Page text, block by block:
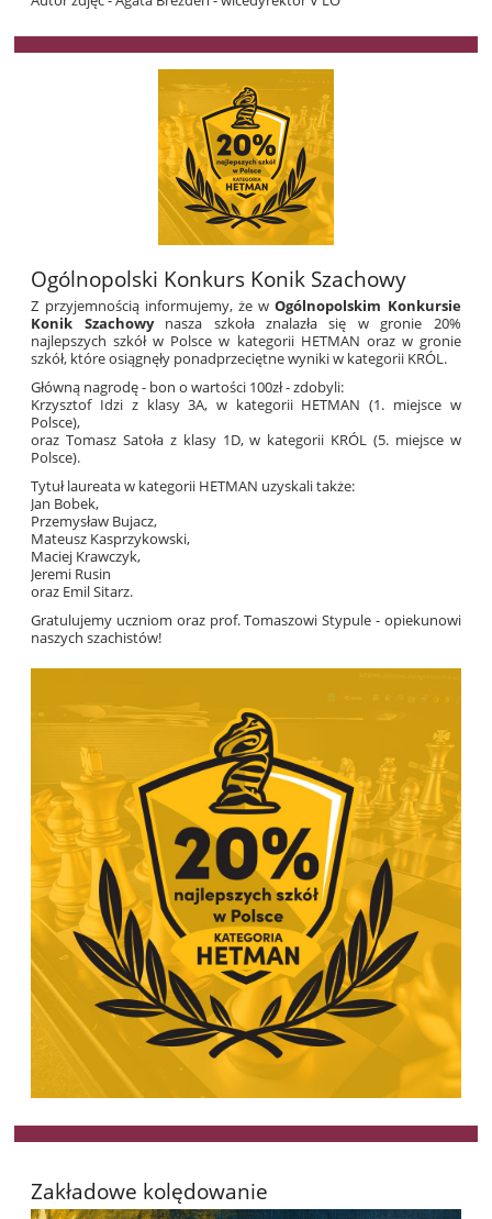
Ogólnopolski Konkurs Konik Szachowy
Z przyjemnością informujemy, że wOgólnopolskim Konkursie
Konik Szachowynasza szkoła znalazła się w gronie 20%
najlepszych szkół w Polsce w kategorii HETMAN oraz w gronie
szkół, które osiągnęły ponadprzeciętne wyniki w kategorii KRÓL.
Główną nagrodę - bon o wartości 100zł - zdobyli:
Krzysztof Idzi z klasy 3A, w kategorii HETMAN (1. miejsce w
Polsce),
oraz Tomasz Satoła z klasy 1D, w kategorii KRÓL (5. miejsce w
Polsce).
Tytuł laureata w kategorii HETMAN uzyskali także:
Jan Bobek,
Przemysław Bujacz,
Mateusz Kasprzykowski,
Maciej Krawczyk,
Jeremi Rusin
oraz Emil Sitarz.
Gratulujemy uczniom oraz prof. Tomaszowi Stypule - opiekunowi
naszych szachistów!
Zakładowe kolędowanie